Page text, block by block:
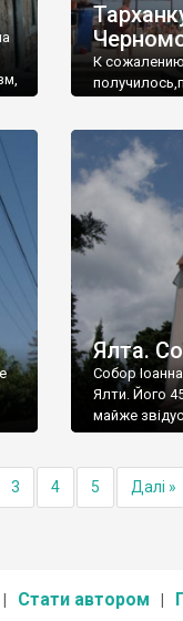
К
Ялта.
Собор
Ялти. Його
майже
3 4 5 Далі »
Стати автором